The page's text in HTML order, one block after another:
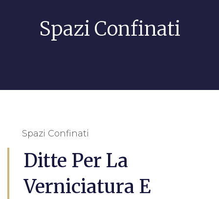
Spazi Confinati
Spazi Confinati
Ditte Per La
Verniciatura E